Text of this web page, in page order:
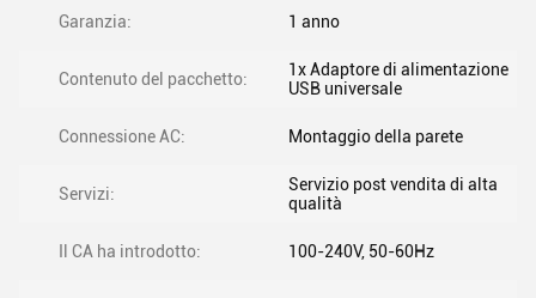
Garanzia: 1 anno
Contenuto del pacchetto:
1x Adaptore di alimentazione
USB universale
Connessione AC: Montaggio della parete
Servizi:
Servizio post vendita di alta
qualità
Il CA ha introdotto: 100-240V, 50-60Hz